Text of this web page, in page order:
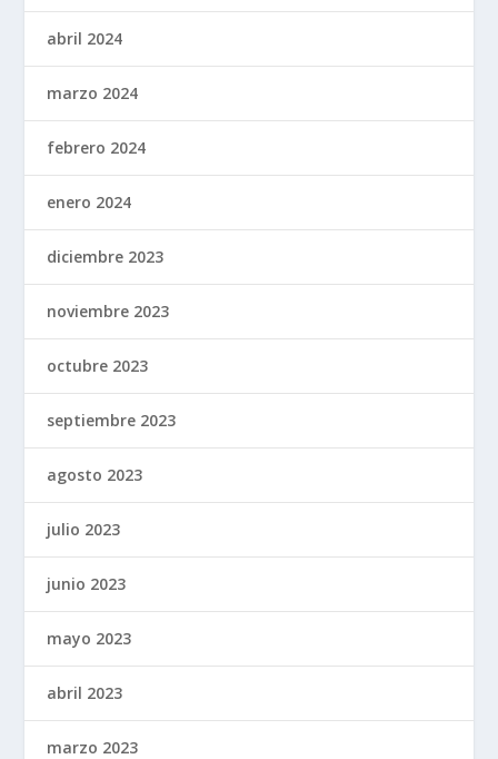
abril 2024
marzo 2024
febrero 2024
enero 2024
diciembre 2023
noviembre 2023
octubre 2023
septiembre 2023
agosto 2023
julio 2023
junio 2023
mayo 2023
abril 2023
marzo 2023